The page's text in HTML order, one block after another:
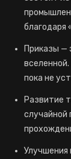
благодаря
Приказы —
пока не
Развитие
случайной
Улучшения